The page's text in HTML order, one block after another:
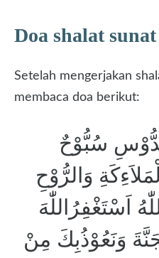
Doa shalat
Setelah mengerjakan
membaca doa berikut:
سُبُّوْحٌ
وَالرُّوْحِ
اَسْتَغْفِرُاللّٰهَ
وَنَعُوْذُبِكَ مِنْ